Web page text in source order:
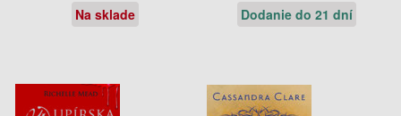
Na sklade Dodanie do 21 dní